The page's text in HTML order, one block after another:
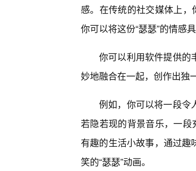
感。在传统的社交媒体上，
你可以将这份“瑟瑟”的情感具
你可以利用软件提供的
妙地融合在一起，创作出独
例如，你可以将一段令
若隐若现的背景音乐，一段
有趣的生活小故事，通过
笑的“瑟瑟”动画。